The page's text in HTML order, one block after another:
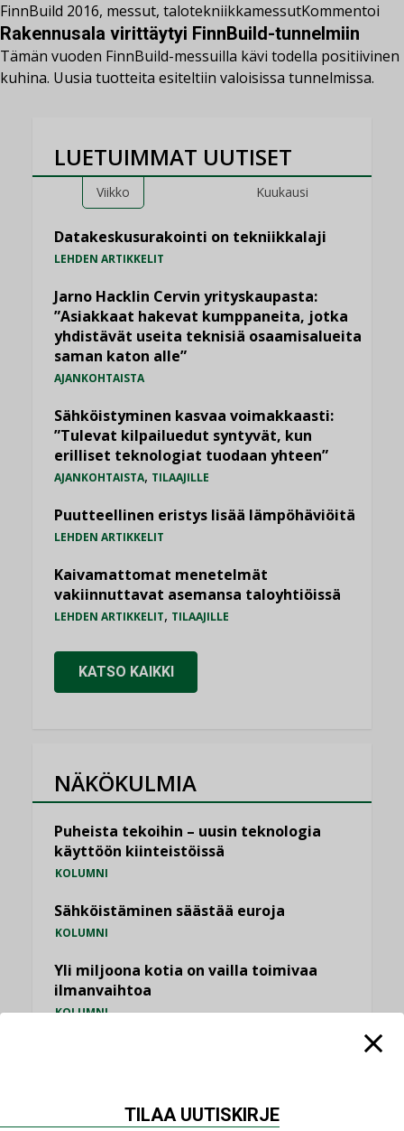
FinnBuild 2016, messut, talotekniikkamessutKommentoi
Rakennusala virittäytyi FinnBuild-tunnelmiin
Tämän vuoden FinnBuild-messuilla kävi todella positiivinen
kuhina. Uusia tuotteita esiteltiin valoisissa tunnelmissa.
LUETUIMMAT UUTISET
Viikko Kuukausi
Datakeskusurakointi on tekniikkalaji
LEHDEN ARTIKKELIT
Jarno Hacklin Cervin yrityskaupasta:
”Asiakkaat hakevat kumppaneita, jotka
yhdistävät useita teknisiä osaamisalueita
saman katon alle”
AJANKOHTAISTA
Sähköistyminen kasvaa voimakkaasti:
”Tulevat kilpailuedut syntyvät, kun
erilliset teknologiat tuodaan yhteen”
AJANKOHTAISTA, TILAAJILLE
Puutteellinen eristys lisää lämpöhäviöitä
LEHDEN ARTIKKELIT
Kaivamattomat menetelmät
vakiinnuttavat asemansa taloyhtiöissä
LEHDEN ARTIKKELIT, TILAAJILLE
KATSO KAIKKI
NÄKÖKULMIA
Puheista tekoihin – uusin teknologia
käyttöön kiinteistöissä
KOLUMNI
Sähköistäminen säästää euroja
KOLUMNI
Yli miljoona kotia on vailla toimivaa
ilmanvaihtoa
KOLUMNI
TILAA UUTISKIRJE